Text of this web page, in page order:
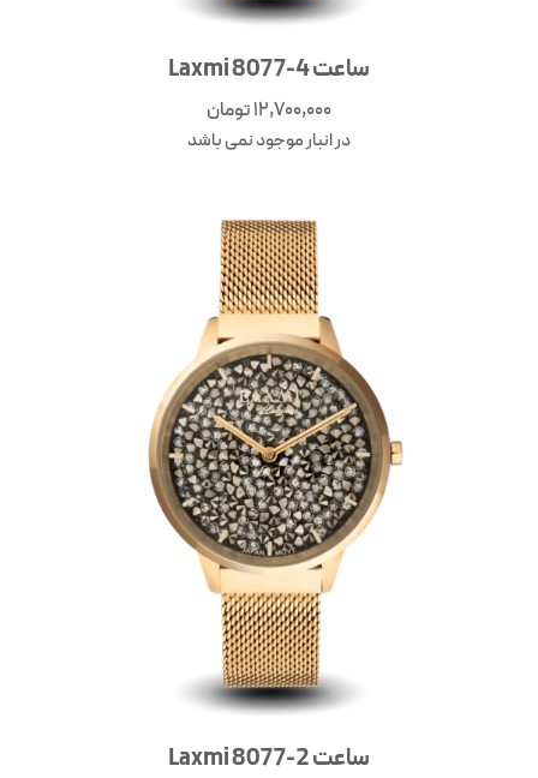
ساعت Laxmi 8077-4
12,700,000تومان
در انبار موجود نمی باشد
ساعت Laxmi 8077-2